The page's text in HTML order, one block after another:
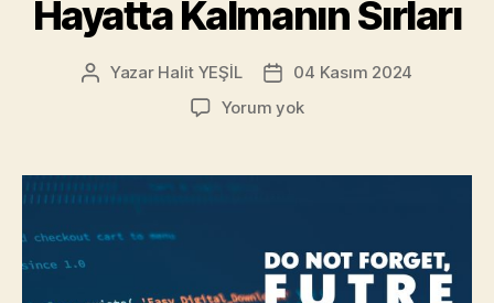
Hayatta Kalmanın Sırları
Yazının
Yazar Halit YEŞİL
Yazı
tarihi
04 Kasım 2024
Yorum yokPHP
Hayatta